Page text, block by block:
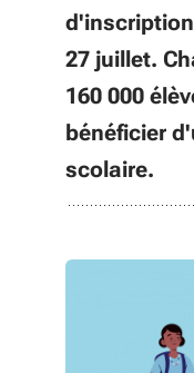
27 juillet.
160 000
bénéficier
scolaire.